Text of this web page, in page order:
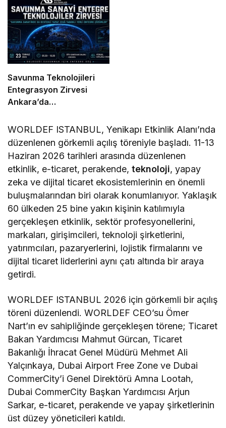
Savunma Teknolojileri
Entegrasyon Zirvesi
Ankara’da
WORLDEF ISTANBUL, Yenikapı Etkinlik Alanı’nda
düzenlenen görkemli açılış töreniyle başladı. 11-13
Haziran 2026 tarihleri arasında düzenlenen
etkinlik, e-ticaret, perakende,teknoloji, yapay
zeka ve dijital ticaret ekosistemlerinin en önemli
buluşmalarından biri olarak konumlanıyor. Yaklaşık
60 ülkeden 25 bine yakın kişinin katılımıyla
gerçekleşen etkinlik, sektör profesyonellerini,
markaları, girişimcileri, teknoloji şirketlerini,
yatırımcıları, pazaryerlerini, lojistik firmalarını ve
dijital ticaret liderlerini aynı çatı altında bir araya
getirdi.
WORLDEF ISTANBUL 2026 için görkemli bir açılış
töreni düzenlendi. WORLDEF CEO’su Ömer
Nart’ın ev sahipliğinde gerçekleşen törene; Ticaret
Bakan Yardımcısı Mahmut Gürcan, Ticaret
Bakanlığı İhracat Genel Müdürü Mehmet Ali
Yalçınkaya, Dubai Airport Free Zone ve Dubai
CommerCity’i Genel Direktörü Amna Lootah,
Dubai CommerCity Başkan Yardımcısı Arjun
Sarkar, e-ticaret, perakende ve yapay şirketlerinin
üst düzey yöneticileri katıldı.